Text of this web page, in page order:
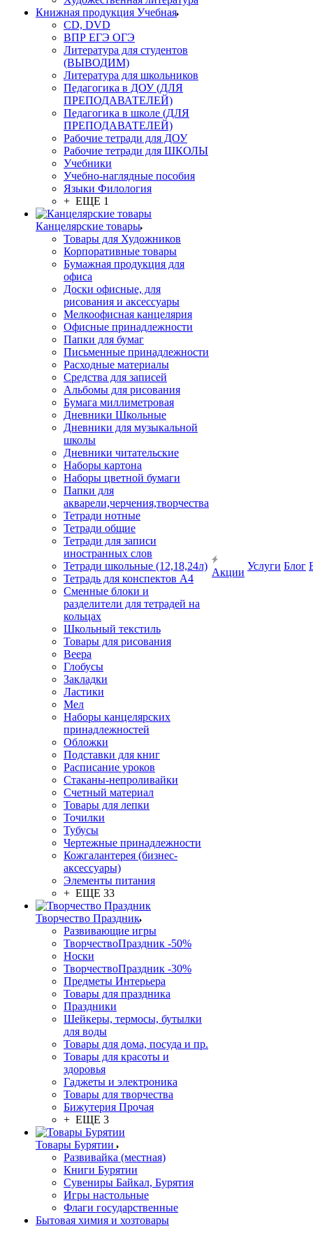
Книжная продукция Учебная
CD, DVD
ВПР ЕГЭ ОГЭ
Литература для студентов
(ВЫВОДИМ)
Литература для школьников
Педагогика в ДОУ (ДЛЯ
ПРЕПОДАВАТЕЛЕЙ)
Педагогика в школе (ДЛЯ
ПРЕПОДАВАТЕЛЕЙ)
Рабочие тетради для ДОУ
Рабочие тетради для ШКОЛЫ
Учебники
Учебно-наглядные пособия
Языки Филология
+ ЕЩЕ 1
Канцелярские товары
Товары для Художников
Корпоративные товары
Бумажная продукция для
офиса
Доски офисные, для
рисования и аксессуары
Мелкоофисная канцелярия
Офисные принадлежности
Папки для бумаг
Письменные принадлежности
Расходные материалы
Средства для записей
Альбомы для рисования
Бумага миллиметровая
Дневники Школьные
Дневники для музыкальной
школы
Дневники читательские
Наборы картона
Наборы цветной бумаги
Папки для
акварели,черчения,творчества
Тетради нотные
Тетради общие
Тетради для записи
иностранных слов
Тетради школьные (12,18,24л)
Тетрадь для конспектов А4
Сменные блоки и
разделители для тетрадей на
кольцах
Школьный текстиль
Товары для рисования
Веера
Глобусы
Закладки
Ластики
Мел
Наборы канцелярских
принадлежностей
Обложки
Подставки для книг
Расписание уроков
Стаканы-непроливайки
Счетный материал
Товары для лепки
Точилки
Тубусы
Чертежные принадлежности
Кожгалантерея (бизнес-
аксессуары)
Элементы питания
+ ЕЩЕ 33
Творчество Праздник
Развивающие игры
ТворчествоПраздник -50%
Носки
ТворчествоПраздник -30%
Предметы Интерьера
Товары для праздника
Праздники
Шейкеры, термосы, бутылки
для воды
Товары для дома, посуда и пр.
Товары для красоты и
здоровья
Гаджеты и электроника
Товары для творчества
Бижутерия Прочая
+ ЕЩЕ 3
Товары Бурятии
Развивайка (местная)
Книги Бурятии
Сувениры Байкал, Бурятия
Игры настольные
Флаги государственные
Бытовая химия и хозтовары
Акции
Услуги Блог